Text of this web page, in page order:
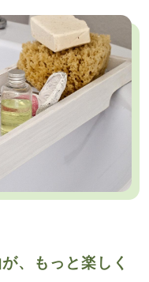
、もっと楽しく